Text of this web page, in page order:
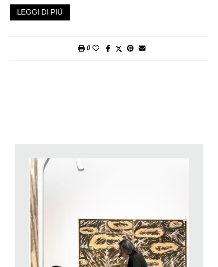
accorda perfettamente con questa immagine. Sulla parete a
fianco, un più piccolo disegno in matita e tempera sembra
un’analogia visiva tra uno spartito e questo profilo lineare,
alcuni jazzisti di animare i corridoi e le sale con le note dei loro
strumenti, lasciandosi ispirare dalle suggestioni pittoriche di
Emery ha trovato una piena disponibilità da parte dei musicisti.
Come ci ha confermato al termine del concerto il chitarrista
Bebo Ferra, sia nella pratica di solista così come in quella di
compositore un jazzista è abituato a confrontarsi con le
immagini visive. «Se conosci la mia musica puoi crederla una
colonna sonora perfetta per il cinema. Nasce sempre da
suggestioni visive. Descrive atmosfere, paesaggi. È una cosa
che succede a livello inconscio, non è che io stia realmente
LEGGI DI PIÙ
0